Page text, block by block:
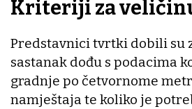
Kriteriji za
Predstavnici tvrtki dobili su
sastanak dođu s podacima
gradnje po četvornome
namještaja te koliko je